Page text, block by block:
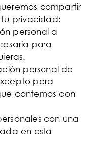
compartir
tu privacidad:
personal a
para
personal de
para
contemos con
con una
en esta